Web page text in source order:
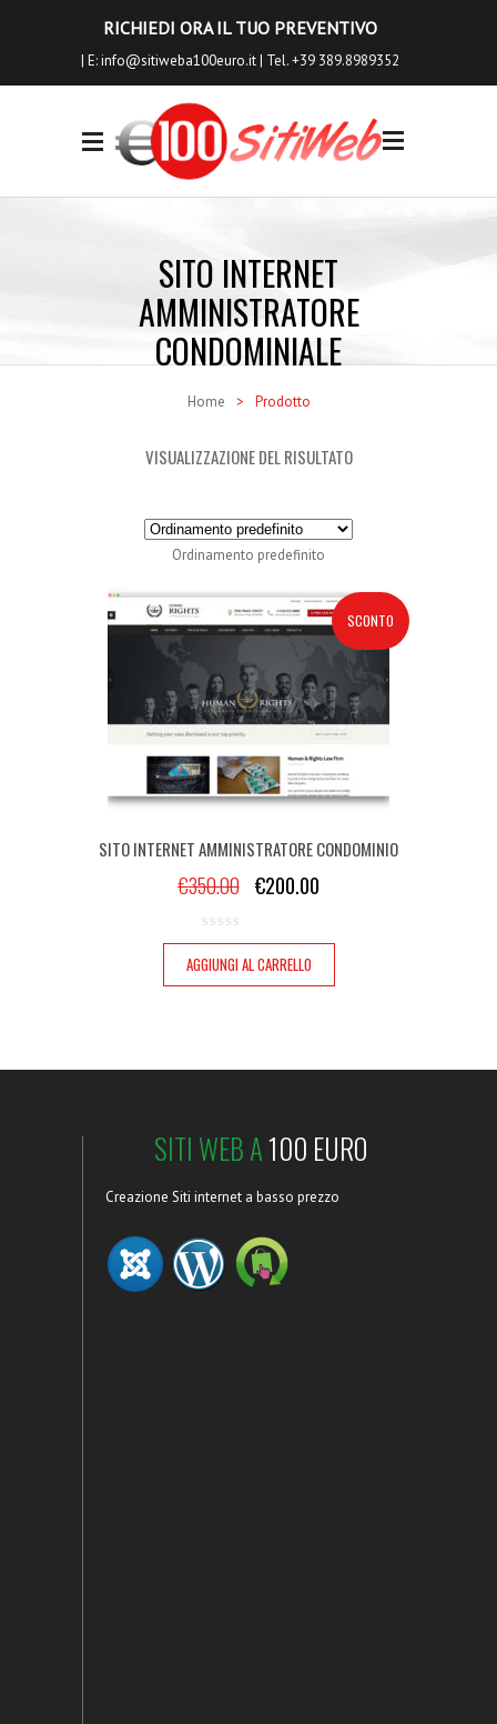
0
Siti Internet
Siti Ecommerce
Seo a Basso Costo
Richiedi Anteprima
RICHIEDI ORA IL TUO PREVENTIVO
| E:info@sitiweba100euro.it| Tel. +39 389.8989352
SITO INTERNET
AMMINISTRATORE
CONDOMINIALE
Home > Prodotto
VISUALIZZAZIONE DEL RISULTATO
Ordinamento predefinito
SCONTO
SITO INTERNET AMMINISTRATORE CONDOMINIO
€350.00 €200.00
AGGIUNGI AL CARRELLO
SITI WEB A100 EURO
Creazione Siti internet a basso prezzo